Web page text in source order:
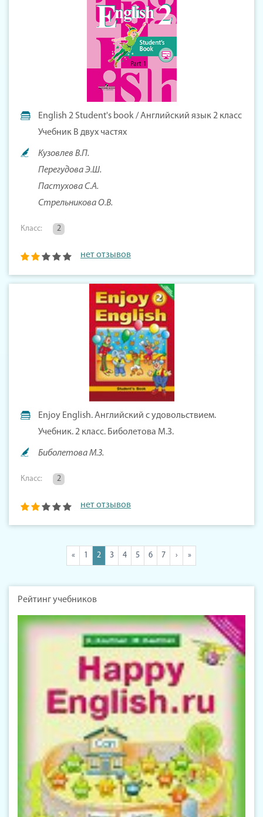
English 2 Student's book / Английский язык 2 класс
Учебник В двух частях
Кузовлев В.П.
Перегудова Э.Ш.
Пастухова С.А.
Стрельникова О.В.
Класс: 2
нет отзывов
Enjoy English. Английский с удовольствием.
Учебник. 2 класс. Биболетова М.З.
Биболетова М.З.
Класс: 2
нет отзывов
« 1 2 3 4 5 6 7 › »
Рейтинг учебников